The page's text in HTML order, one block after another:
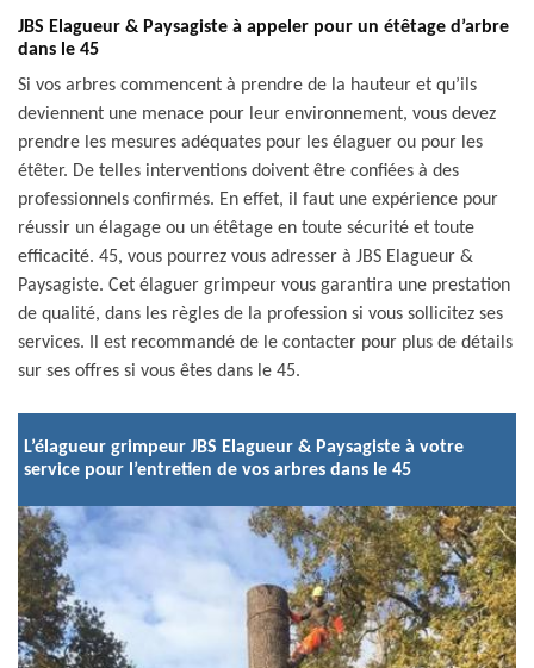
JBS Elagueur & Paysagiste à appeler pour un étêtage d’arbre
dans le 45
Si vos arbres commencent à prendre de la hauteur et qu’ils
deviennent une menace pour leur environnement, vous devez
prendre les mesures adéquates pour les élaguer ou pour les
étêter. De telles interventions doivent être confiées à des
professionnels confirmés. En effet, il faut une expérience pour
réussir un élagage ou un étêtage en toute sécurité et toute
efficacité. 45, vous pourrez vous adresser à JBS Elagueur &
Paysagiste. Cet élaguer grimpeur vous garantira une prestation
de qualité, dans les règles de la profession si vous sollicitez ses
services. Il est recommandé de le contacter pour plus de détails
sur ses offres si vous êtes dans le 45.
L’élagueur grimpeur JBS Elagueur & Paysagiste à votre
service pour l’entretien de vos arbres dans le 45